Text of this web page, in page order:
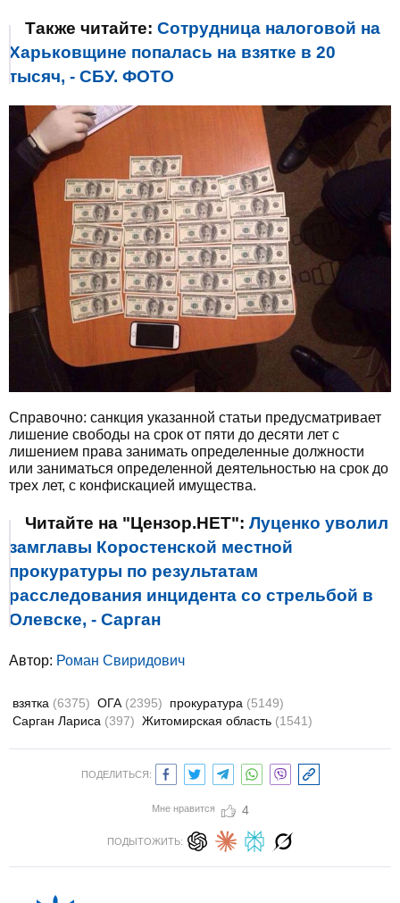
Также читайте: Сотрудница налоговой на
Харьковщине попалась на взятке в 20
тысяч, - СБУ. ФОТО
Справочно: санкция указанной статьи предусматривает
лишение свободы на срок от пяти до десяти лет с
лишением права занимать определенные должности
или заниматься определенной деятельностью на срок до
трех лет, с конфискацией имущества.
Читайте на "Цензор.НЕТ": Луценко уволил
замглавы Коростенской местной
прокуратуры по результатам
расследования инцидента со стрельбой в
Олевске, - Сарган
Автор: Роман Свиридович
взятка (6375) ОГА (2395) прокуратура (5149)
Сарган Лариса (397) Житомирская область (1541)
ПОДЕЛИТЬСЯ:
Мне нравится 4
ПОДЫТОЖИТЬ: